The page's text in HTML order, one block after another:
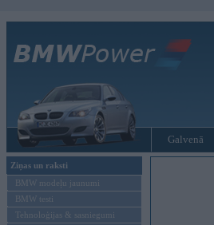
Galvenā
Ziņas un raksti
BMW modeļu jaunumi
BMW testi
Tehnoloģijas & sasniegumi